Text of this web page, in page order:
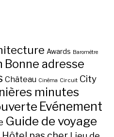
Awards Baromètre
Bonne adresse
Château Cinéma Circuit City
minutes
Evénement
Guide de voyage